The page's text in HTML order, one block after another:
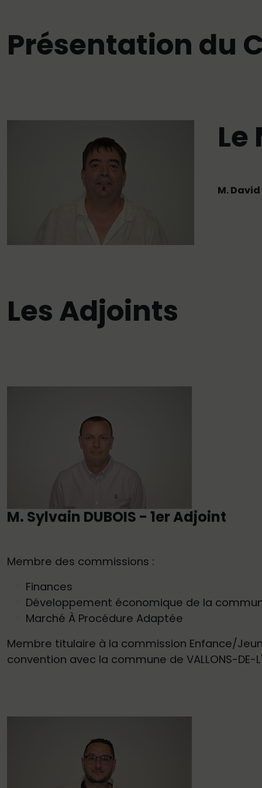
Présentation du
Le
M. David
Les Adjoints
M. Sylvain DUBOIS - 1er Adjoint
Membre des commissions :
Finances
Développement économique de la
Marché À Procédure Adaptée
Membre titulaire à la commission Enfance/
convention avec la commune de VALLONS-DE-